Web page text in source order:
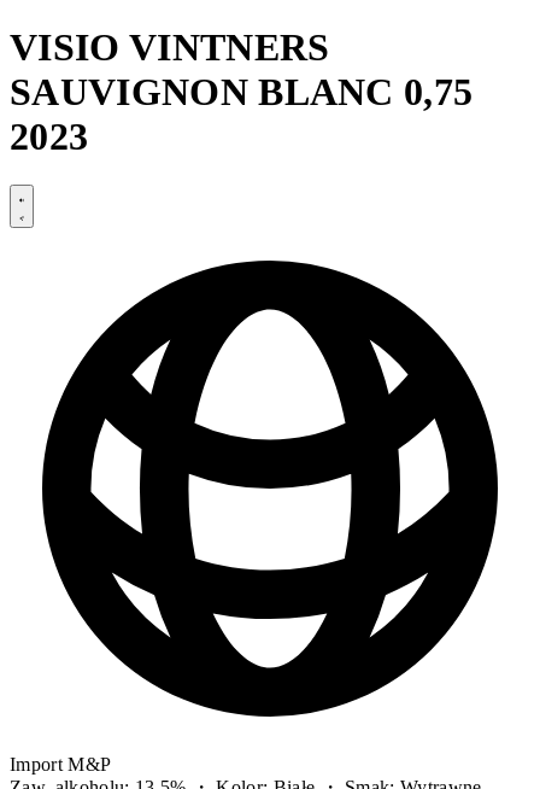
VISIO VINTNERS
SAUVIGNON BLANC 0,75
2023
Import M&P